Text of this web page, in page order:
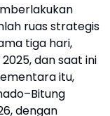
ruas strategis
tiga hari,
dan saat ini
itu,
dengan